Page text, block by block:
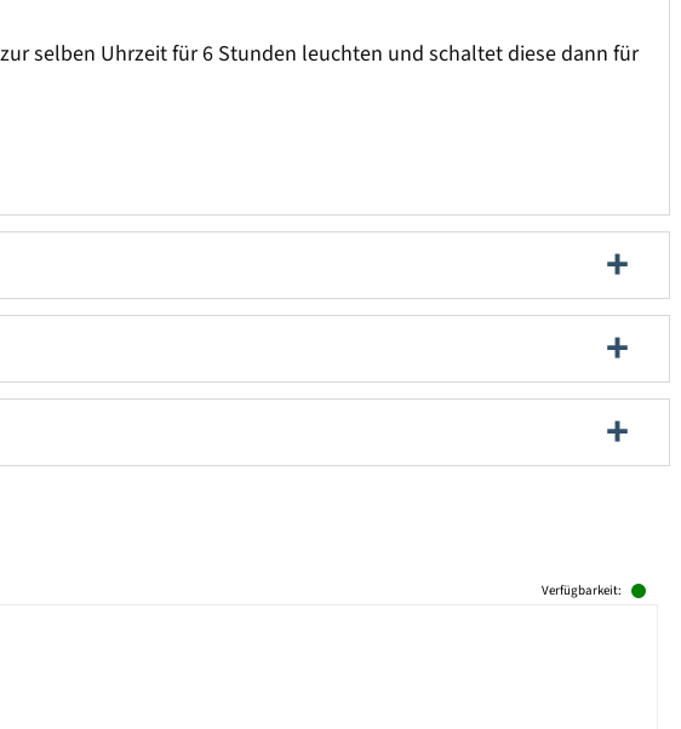
selben Uhrzeit für 6 Stunden leuchten und schaltet diese dann für
Verfügbarkeit: